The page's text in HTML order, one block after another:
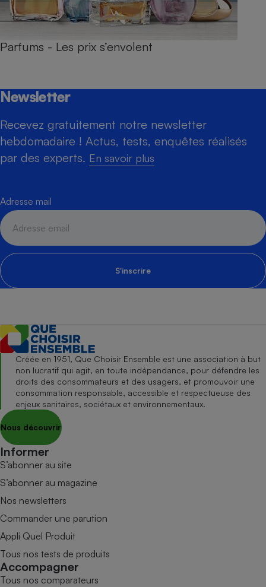
Parfums - Les prix s’envolent
Newsletter
Recevez gratuitement notre newsletter
hebdomadaire ! Actus, tests, enquêtes réalisés
par des experts. En savoir plus
Adresse mail
S'inscrire
Créée en 1951, Que Choisir Ensemble est une association à but
non lucratif qui agit, en toute indépendance, pour défendre les
droits des consommateurs et des usagers, et promouvoir une
consommation responsable, accessible et respectueuse des
enjeux sanitaires, sociétaux et environnementaux.
Nous découvrir
Informer
S’abonner au site
S’abonner au magazine
Nos newsletters
Commander une parution
Appli Quel Produit
Tous nos tests de produits
Accompagner
Tous nos comparateurs